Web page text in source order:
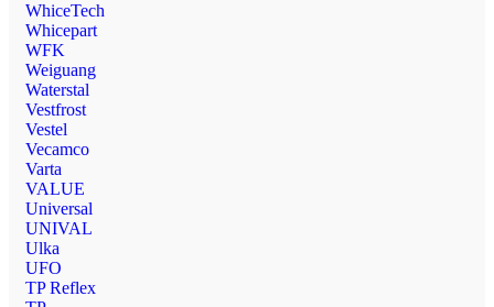
WhiceTech
Whicepart
WFK
Weiguang
Waterstal
Vestfrost
Vestel
Vecamco
Varta
VALUE
Universal
UNIVAL
Ulka
UFO
TP Reflex